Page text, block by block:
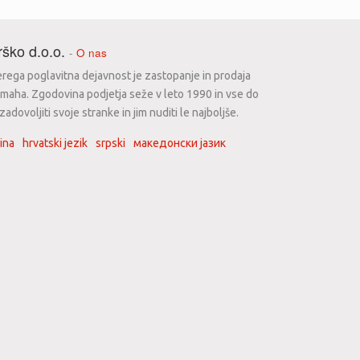
d.o.o. - O nas
poglavitna dejavnost je zastopanje in prodaja
Zgodovina podjetja seže v leto 1990 in vse do
svoje stranke in jim nuditi le najboljše.
hrvatski jezik srpski
македонски јазик